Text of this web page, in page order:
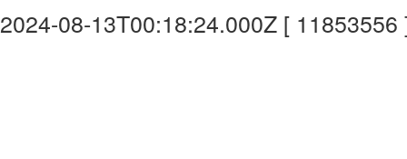
2024-08-13T00:18:24.000Z [ 11853556